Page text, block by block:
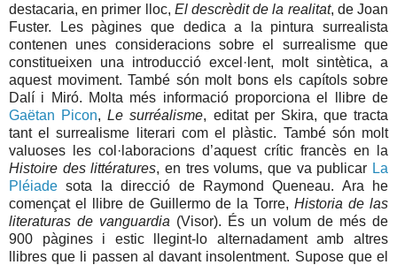
destacaria, en primer lloc, El descrèdit de la realitat, de Joan
Fuster. Les pàgines que dedica a la pintura surrealista
contenen unes consideracions sobre el surrealisme que
constitueixen una introducció excel·lent, molt sintètica, a
aquest moviment. També són molt bons els capítols sobre
Dalí i Miró. Molta més informació proporciona el llibre de
Gaëtan Picon,Le surréalisme, editat per Skira, que tracta
tant el surrealisme literari com el plàstic. També són molt
valuoses les col·laboracions d’aquest crític francès en la
Histoire des littératures, en tres volums, que va publicar La
Pléiade sota la direcció de Raymond Queneau. Ara he
començat el llibre de Guillermo de la Torre,Historia de las
literaturas de vanguardia (Visor). És un volum de més de
900 pàgines i estic llegint-lo alternadament amb altres
llibres que li passen al davant insolentment. Supose que el